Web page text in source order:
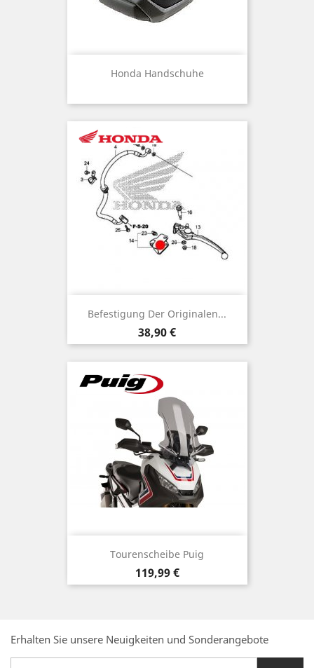
Honda Handschuhe
Befestigung Der Originalen...
Preis
38,90 €
Tourenscheibe Puig
Preis
119,99 €
Erhalten Sie unsere Neuigkeiten und Sonderangebote